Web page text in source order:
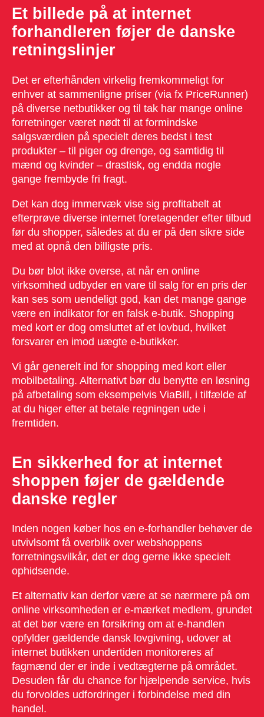
Et billede på at internet
forhandleren føjer de danske
retningslinjer
Det er efterhånden virkelig fremkommeligt for
enhver at sammenligne priser (via fx PriceRunner)
på diverse netbutikker og til tak har mange online
forretninger været nødt til at formindske
salgsværdien på specielt deres bedst i test
produkter – til piger og drenge, og samtidig til
mænd og kvinder – drastisk, og endda nogle
gange frembyde fri fragt.
Det kan dog immervæk vise sig profitabelt at
efterprøve diverse internet foretagender efter tilbud
før du shopper, således at du er på den sikre side
med at opnå den billigste pris.
Du bør blot ikke overse, at når en online
virksomhed udbyder en vare til salg for en pris der
kan ses som uendeligt god, kan det mange gange
være en indikator for en falsk e-butik. Shopping
med kort er dog omsluttet af et lovbud, hvilket
forsvarer en imod uægte e-butikker.
Vi går generelt ind for shopping med kort eller
mobilbetaling. Alternativt bør du benytte en løsning
på afbetaling som eksempelvis ViaBill, i tilfælde af
at du higer efter at betale regningen ude i
fremtiden.
En sikkerhed for at internet
shoppen føjer de gældende
danske regler
Inden nogen køber hos en e-forhandler behøver de
utvivlsomt få overblik over webshoppens
forretningsvilkår, det er dog gerne ikke specielt
ophidsende.
Et alternativ kan derfor være at se nærmere på om
online virksomheden er e-mærket medlem, grundet
at det bør være en forsikring om at e-handlen
opfylder gældende dansk lovgivning, udover at
internet butikken undertiden monitoreres af
fagmænd der er inde i vedtægterne på området.
Desuden får du chance for hjælpende service, hvis
du forvoldes udfordringer i forbindelse med din
handel.